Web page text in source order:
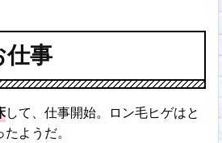
事
して、仕事開始。ロン毛ヒゲはと
ようだ。